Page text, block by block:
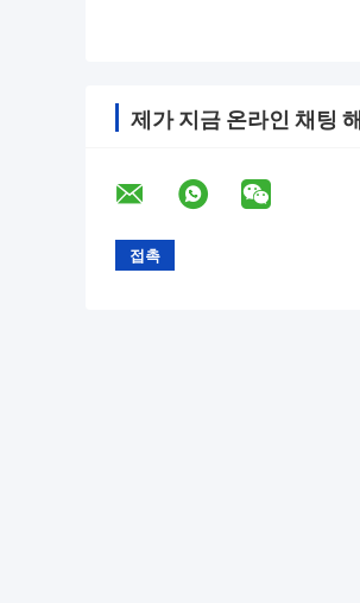
제가 지금 온라인 채팅